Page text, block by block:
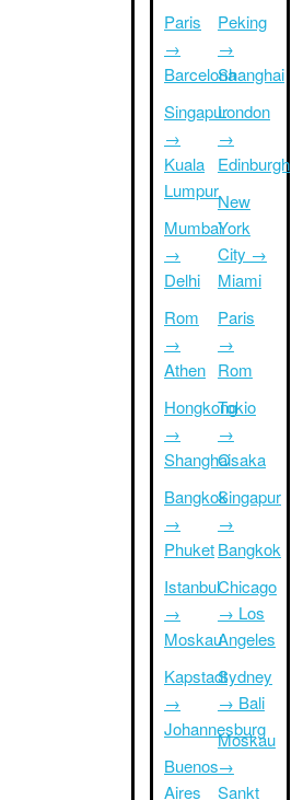
Paris
→
Barcelona
Singapur
→
Kuala
Lumpur
Mumbai
→
Delhi
Rom
→
Athen
Hongkong
→
Shanghai
Bangkok
→
Phuket
Istanbul
→
Moskau
Kapstadt
→
Johannesburg
Buenos
Aires
Peking
→
Shanghai
London
→
Edinburgh
New
York
City →
Miami
Paris
→
Rom
Tokio
→
Osaka
Singapur
→
Bangkok
Chicago
→ Los
Angeles
Sydney
→ Bali
Moskau
→
Sankt